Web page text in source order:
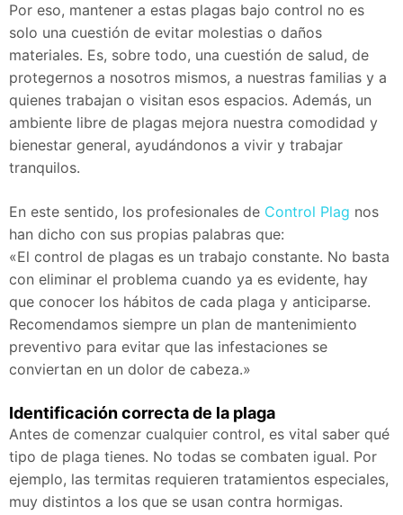
Por eso, mantener a estas plagas bajo control no es
solo una cuestión de evitar molestias o daños
materiales. Es, sobre todo, una cuestión de salud, de
protegernos a nosotros mismos, a nuestras familias y a
quienes trabajan o visitan esos espacios. Además, un
ambiente libre de plagas mejora nuestra comodidad y
bienestar general, ayudándonos a vivir y trabajar
tranquilos.
En este sentido, los profesionales de Control Plag nos
han dicho con sus propias palabras que:
«El control de plagas es un trabajo constante. No basta
con eliminar el problema cuando ya es evidente, hay
que conocer los hábitos de cada plaga y anticiparse.
Recomendamos siempre un plan de mantenimiento
preventivo para evitar que las infestaciones se
conviertan en un dolor de cabeza.»
Identificación correcta de la plaga
Antes de comenzar cualquier control, es vital saber qué
tipo de plaga tienes. No todas se combaten igual. Por
ejemplo, las termitas requieren tratamientos especiales,
muy distintos a los que se usan contra hormigas.